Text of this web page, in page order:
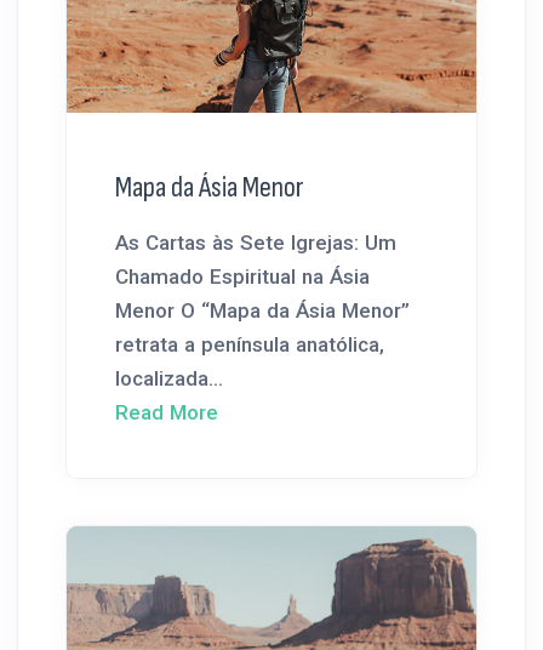
Mapa da Ásia Menor
As Cartas às Sete Igrejas: Um
Chamado Espiritual na Ásia
Menor O “Mapa da Ásia Menor”
retrata a península anatólica,
localizada...
Read More